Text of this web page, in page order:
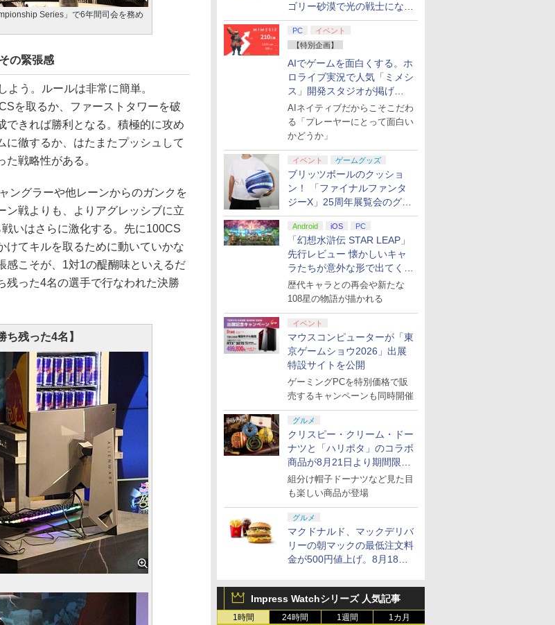
ゴリー砂漠で光の戦士になっ
てみた
PC
イベント
【特別企画】
AIでゲームを面白くする。ホ
ロライブ実況で人気「ミメシ
ス」開発スタジオが掲げ
る“AI活用の信念”とは？【講
演レポート】
AIネイティブだからこそこだわ
る「プレーヤーにとって面白い
かどうか」
イベント ゲームグッズ
ブリッツボールのクッショ
ン！ 「ファイナルファンタ
ジーX」25周年展覧会のグッ
ズ情報が公開
Android iOS PC
「幻想水滸伝 STAR LEAP」
先行レビュー 懐かしいキャ
ラたちが意外な形で出てくる
シリーズ完全新作！
歴代キャラとの再会や新たな
108星の物語が描かれる
イベント
マウスコンピューターが「東
京ゲームショウ2026」出展
特設サイトを公開
ゲーミングPCを特別価格で販
売するキャンペーンも同時開催
グルメ
クリスピー・クリーム・ドー
ナツと「ハリポタ」のコラボ
商品が8月21日より期間限定
で発売
組分け帽子ドーナツなど見た目
も楽しい商品が登場
グルメ
マクドナルド、マックデリバ
リーの朝マックの最低注文料
金が500円値上げ。8月18日
Impress Watchシリーズ 人気記事
1時間 24時間 1週間 1カ月
Series」で6年間司会を務め
の緊張感
う。ルールは非常に簡単。
を取るか、ファーストタワーを破
できれば勝利となる。積極的に攻め
に徹するか、はたまたプッシュして
戦略性がある。
ングラーや他レーンからのガンクを
ン戦よりも、よりアグレッシブに立
いはさらに激化する。先に100CS
けてキルを取るために動いていかな
感こそが、1対1の醍醐味といえるだ
残った4名の選手で行なわれた決勝
ち残った4名】